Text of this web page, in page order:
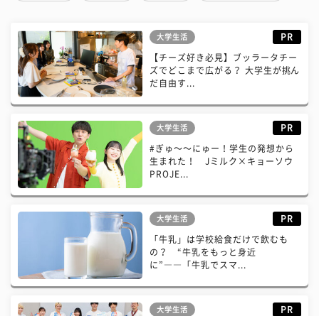
大学生活 PR
【チーズ好き必見】ブッラータチー
ズでどこまで広がる？ 大学生が挑ん
だ自由す...
大学生活 PR
#ぎゅ〜〜にゅー！学生の発想から
生まれた！ Jミルク×キョーソウ
PROJE...
大学生活 PR
「牛乳」は学校給食だけで飲むも
の？ “牛乳をもっと身近
に”――「牛乳でスマ...
大学生活 PR